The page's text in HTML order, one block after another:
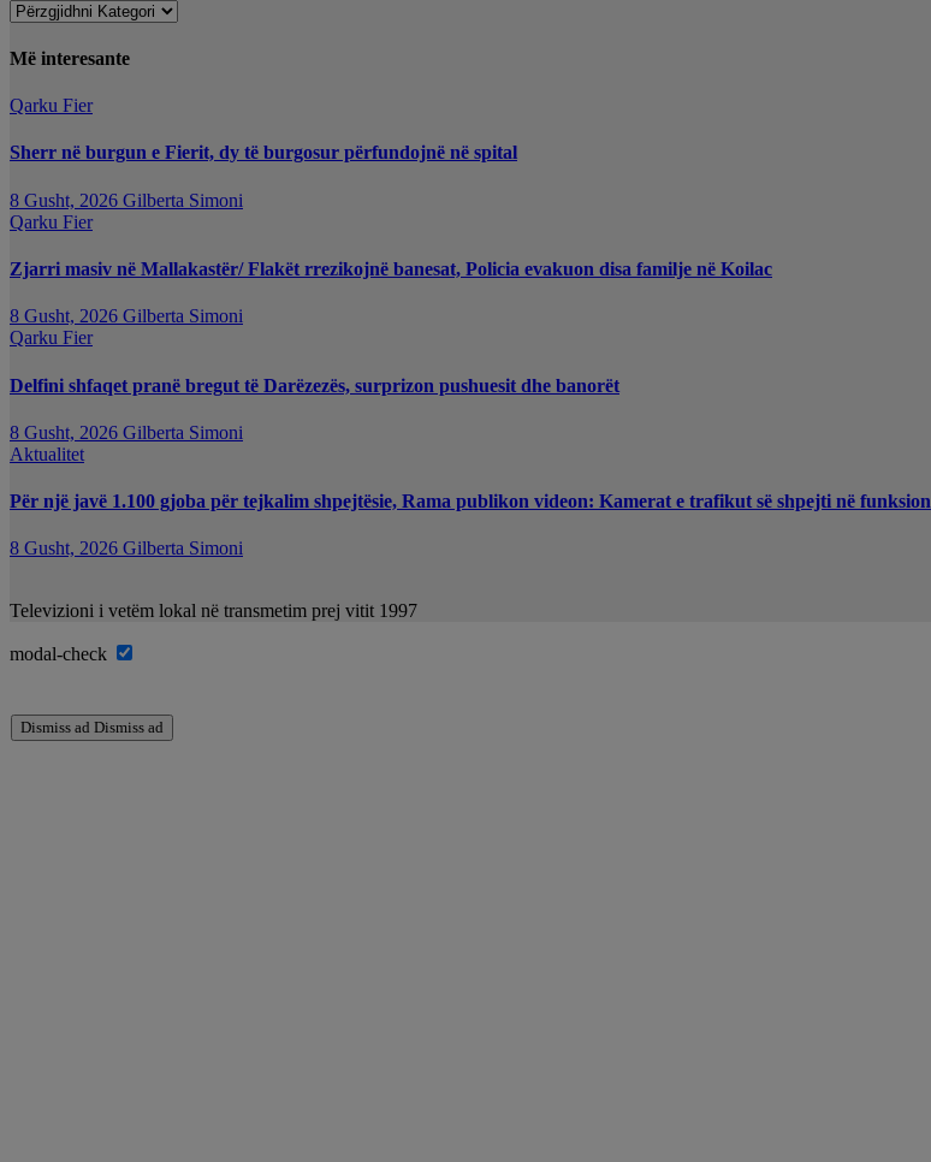
Më interesante
Qarku Fier
Sherr në burgun e Fierit, dy të burgosur përfundojnë në spital
8 Gusht, 2026 Gilberta Simoni
Qarku Fier
Zjarri masiv në Mallakastër/ Flakët rrezikojnë banesat, Policia evakuon disa familje në Koilac
8 Gusht, 2026 Gilberta Simoni
Qarku Fier
Delfini shfaqet pranë bregut të Darëzezës, surprizon pushuesit dhe banorët
8 Gusht, 2026 Gilberta Simoni
Aktualitet
Për një javë 1.100 gjoba për tejkalim shpejtësie, Rama publikon videon: Kamerat e trafikut së shpejti në funksion
8 Gusht, 2026 Gilberta Simoni
Televizioni i vetëm lokal në transmetim prej vitit 1997
modal-check
Dismiss ad Dismiss ad